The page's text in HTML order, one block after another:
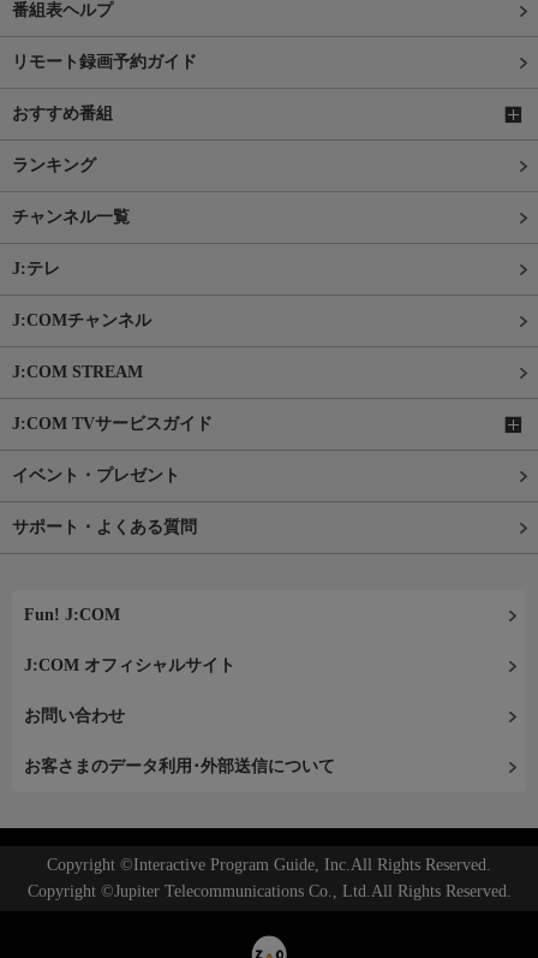
番組表ヘルプ
リモート録画予約ガイド
おすすめ番組
ランキング
チャンネル一覧
J:テレ
J:COMチャンネル
J:COM STREAM
J:COM TVサービスガイド
イベント・プレゼント
サポート・よくある質問
Fun! J:COM
J:COM オフィシャルサイト
お問い合わせ
お客さまのデータ利用･外部送信について
Copyright ©Interactive Program Guide, Inc.All Rights Reserved.
Copyright ©Jupiter Telecommunications Co., Ltd.All Rights Reserved.